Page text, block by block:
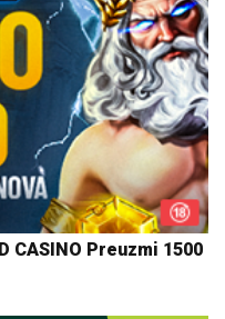
CASINO Preuzmi 1500